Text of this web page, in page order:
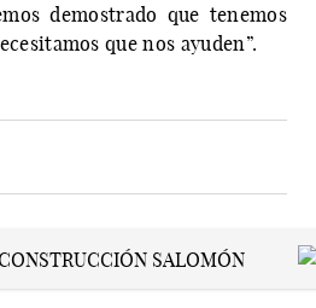
demostrado que tenemos
que nos ayuden”.